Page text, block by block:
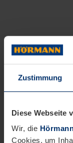
Zustimmung
Diese Webseite
Wir, die
Cookies, um